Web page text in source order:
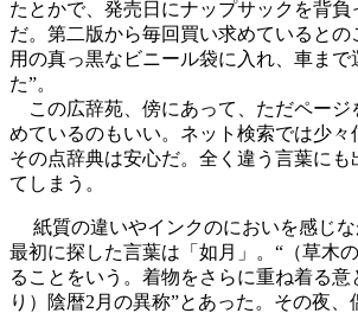
たとかで、発売日にナップサックを背負
だ。第二版から毎回買い求めていると
用の真っ黒なビニール袋に入れ、車まで
た”。
この広辞苑、傍にあって、ただペー
めているのもいい。ネット検索では少々
その点辞典は安心だ。全く違う言葉にも
てしまう。
紙質の違いやインクのにおいを感じな
最初に探した言葉は「如月」。“（草木
ることをいう。着物をさらに重ね着る意
り）陰暦2月の異称”とあった。その夜